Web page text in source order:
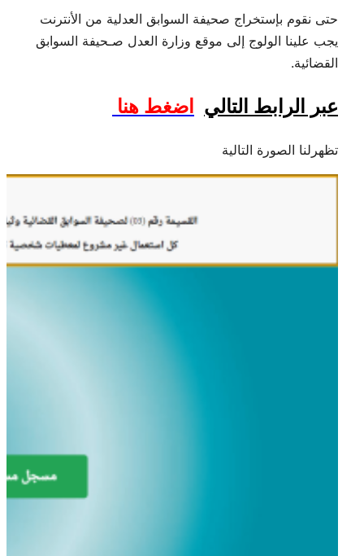
حتى نقوم بإستخراج صحيفة السوابق العدلية من الأنترنت
يجب علينا الولوج إلى موقع وزارة العدل صـحيفة السوابق
القضائية.
عبر الرابط التالي اضغط هنا
تظهرلنا الصورة التالية